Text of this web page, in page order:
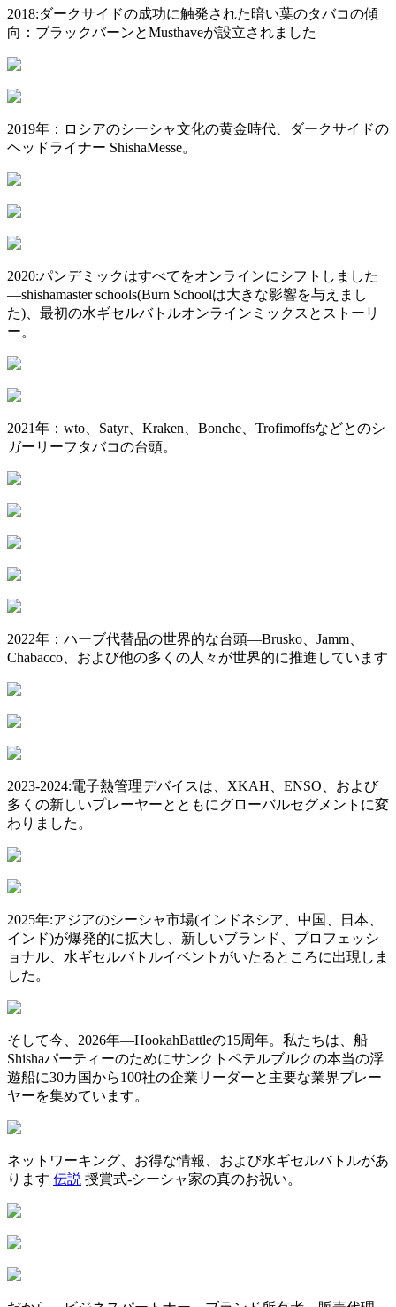
2018:ダークサイドの成功に触発された暗い葉のタバコの傾
向：ブラックバーンとMusthaveが設立されました
2019年：ロシアのシーシャ文化の黄金時代、ダークサイドの
ヘッドライナー ShishaMesse。
2020:パンデミックはすべてをオンラインにシフトしました
—shishamaster schools(Burn Schoolは大きな影響を与えまし
た)、最初の水ギセルバトルオンラインミックスとストーリ
ー。
2021年：wto、Satyr、Kraken、Bonche、Trofimoffsなどとのシ
ガーリーフタバコの台頭。
2022年：ハーブ代替品の世界的な台頭—Brusko、Jamm、
Chabacco、および他の多くの人々が世界的に推進しています
2023-2024:電子熱管理デバイスは、XKAH、ENSO、および
多くの新しいプレーヤーとともにグローバルセグメントに変
わりました。
2025年:アジアのシーシャ市場(インドネシア、中国、日本、
インド)が爆発的に拡大し、新しいブランド、プロフェッシ
ョナル、水ギセルバトルイベントがいたるところに出現しま
した。
そして今、2026年—HookahBattleの15周年。私たちは、船
Shishaパーティーのためにサンクトペテルブルクの本当の浮
遊船に30カ国から100社の企業リーダーと主要な業界プレー
ヤーを集めています。
ネットワーキング、お得な情報、および水ギセルバトルがあ
ります 伝説 授賞式-シーシャ家の真のお祝い。